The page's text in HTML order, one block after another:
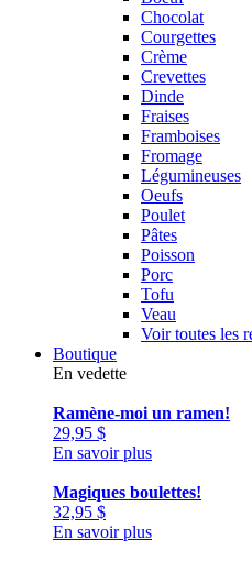
Chocolat
Courgettes
Crème
Crevettes
Dinde
Fraises
Framboises
Fromage
Légumineuses
Oeufs
Poulet
Pâtes
Poisson
Porc
Tofu
Veau
Voir toutes les
Boutique
En vedette
Ramène-moi un ramen!
29,95 $
En savoir plus
Magiques boulettes!
32,95 $
En savoir plus